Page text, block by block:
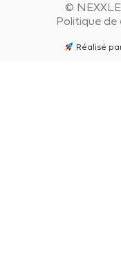
©
Politique
Réalisé